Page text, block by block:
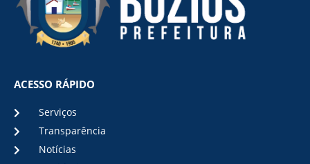
ACESSO RÁPIDO
Serviços
Transparência
Notícias